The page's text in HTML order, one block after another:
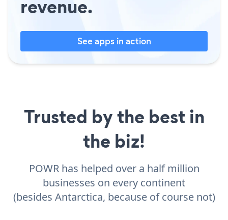
revenue.
See apps in action
Trusted by the best in
the biz!
POWR has helped over a half million
businesses on every continent
(besides Antarctica, because of course not)